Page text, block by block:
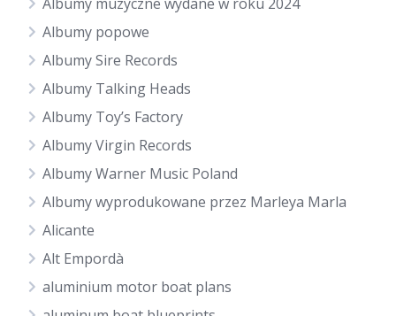
Albumy popowe
Albumy Sire Records
Albumy Talking Heads
Albumy Toy’s Factory
Albumy Virgin Records
Albumy Warner Music Poland
Albumy wyprodukowane przez Marleya Marla
Alicante
Alt Empordà
aluminium motor boat plans